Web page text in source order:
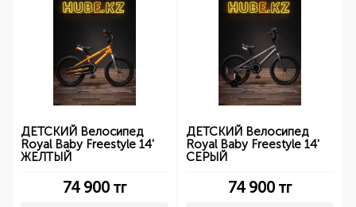
ДЕТСКИЙ Велосипед
Royal Baby Freestyle 14'
ЖЕЛТЫЙ
74 900 тг
ДЕТСКИЙ Велосипед
Royal Baby Freestyle 14'
СЕРЫЙ
74 900 тг